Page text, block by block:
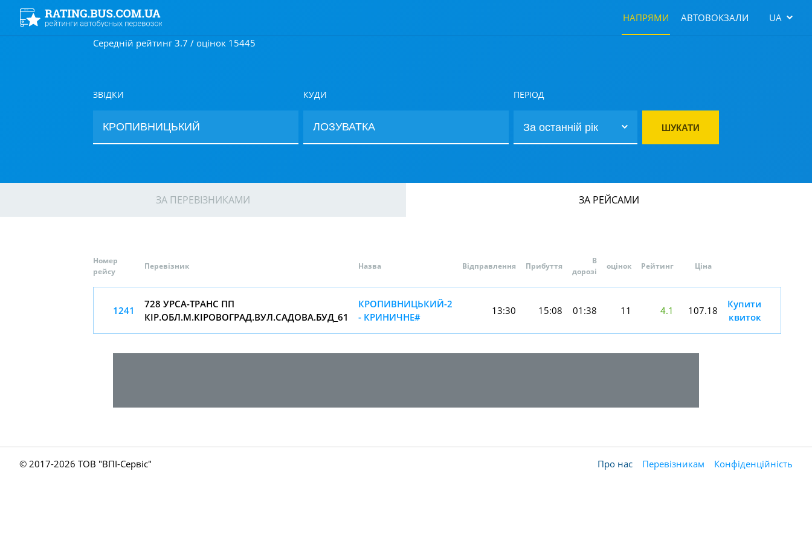
НАПРЯМИ АВТОВОКЗАЛИ UA
Середній рейтинг 3.7 / оцінок 15445
ЗВІДКИ КУДИ ПЕРІОД
ШУКАТИ
ЗА ПЕРЕВІЗНИКАМИ ЗА РЕЙСАМИ
Номер
рейсу
Перевізник Назва Відправлення Прибуття
В
дорозі
оцінок Рейтинг Ціна
1241
728 УРСА-ТРАНС ПП
КІР.ОБЛ.М.КІРОВОГРАД.ВУЛ.САДОВА.БУД_61
КРОПИВНИЦЬКИЙ-2
- КРИНИЧНЕ#
13:30 15:08 01:38 11 4.1 107.18
Купити
квиток
© 2017-2026 ТОВ "ВПІ-Сервіс" Про нас Перевізникам Конфіденційність